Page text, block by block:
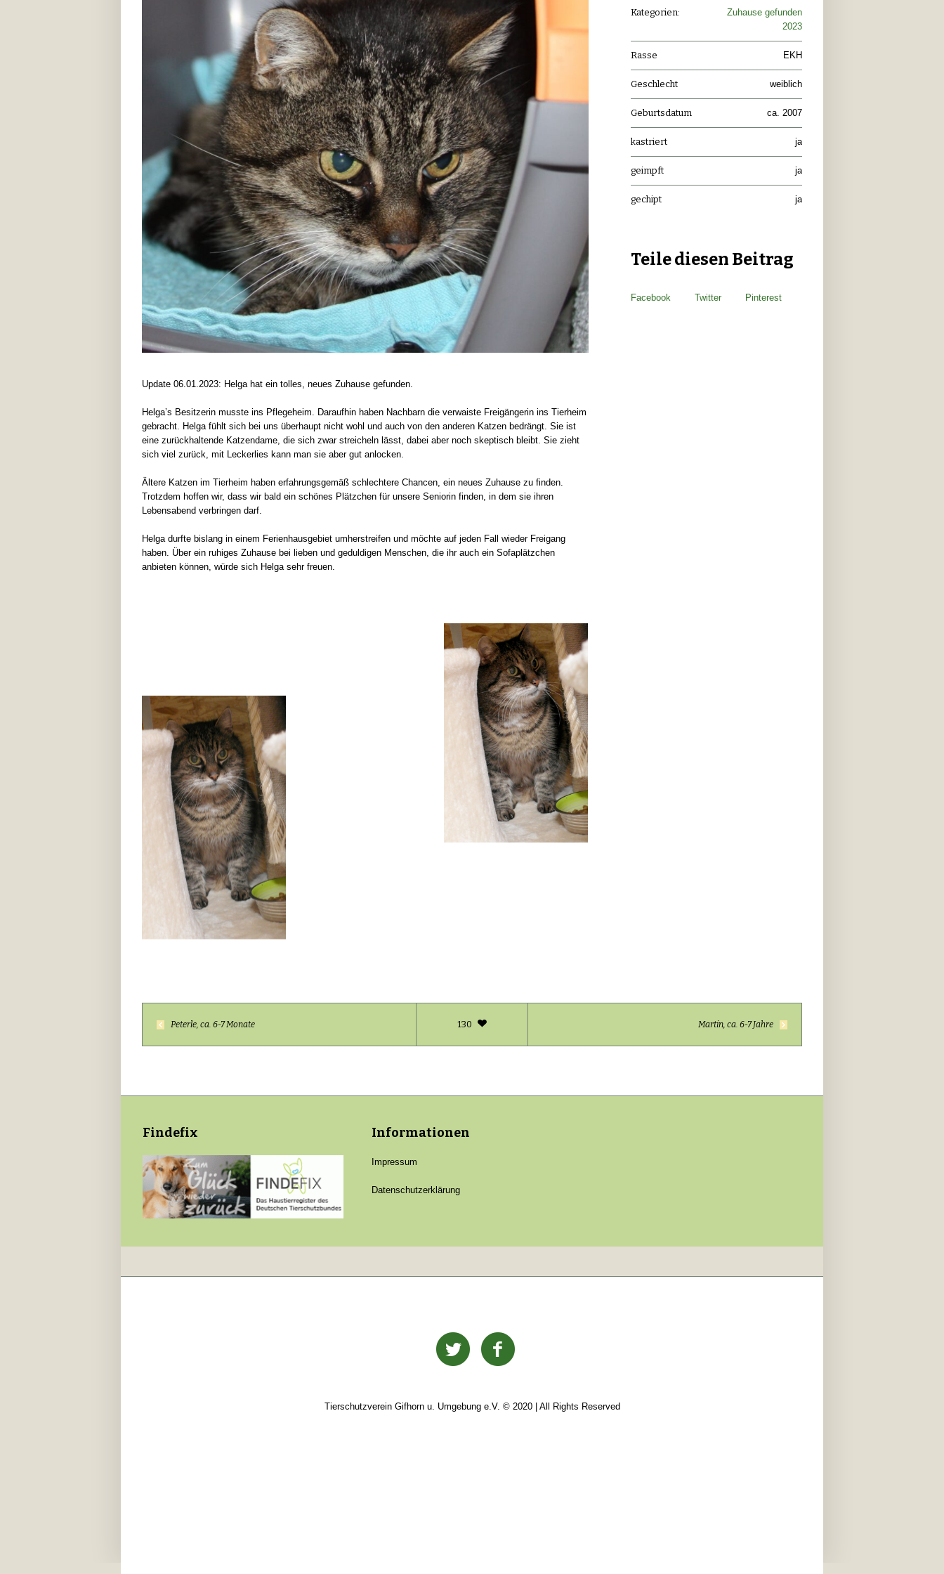
Update 06.01.2023: Helga hat ein tolles, neues Zuhause gefunden.
Helga’s Besitzerin musste ins Pflegeheim. Daraufhin haben Nachbarn die verwaiste Freigängerin ins Tierheim
gebracht. Helga fühlt sich bei uns überhaupt nicht wohl und auch von den anderen Katzen bedrängt. Sie ist
eine zurückhaltende Katzendame, die sich zwar streicheln lässt, dabei aber noch skeptisch bleibt. Sie zieht
sich viel zurück, mit Leckerlies kann man sie aber gut anlocken.
Ältere Katzen im Tierheim haben erfahrungsgemäß schlechtere Chancen, ein neues Zuhause zu finden.
Trotzdem hoffen wir, dass wir bald ein schönes Plätzchen für unsere Seniorin finden, in dem sie ihren
Lebensabend verbringen darf.
Helga durfte bislang in einem Ferienhausgebiet umherstreifen und möchte auf jeden Fall wieder Freigang
haben. Über ein ruhiges Zuhause bei lieben und geduldigen Menschen, die ihr auch ein Sofaplätzchen
anbieten können, würde sich Helga sehr freuen.
Kategorien:
Zuhause gefunden
2023
Rasse EKH
Geschlecht weiblich
Geburtsdatum ca. 2007
kastriert ja
geimpft ja
gechipt ja
Teile diesen Beitrag
Facebook Twitter Pinterest
Impressum
Datenschutzerklärung
Tierschutzverein Gifhorn u. Umgebung e.V. © 2020 | All Rights Reserved